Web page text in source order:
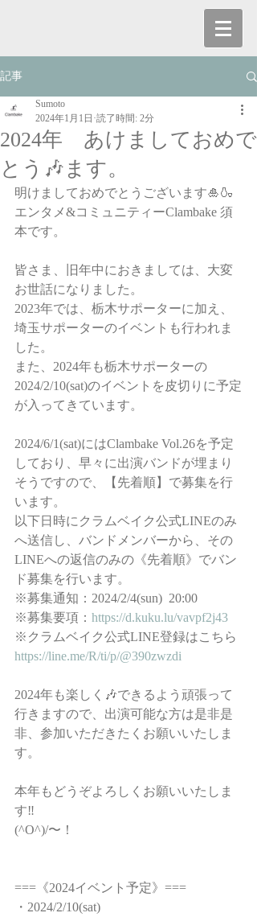
記事
2024年 あけましておめで
とう🎶ます。
Sumoto
2024年1月1日 読了時間: 2分
明けましておめでとうございます🎍🍶
エンタメ&コミュニティーClambake 須
本です。
皆さま、旧年中におきましては、大変
お世話になりました。
2023年では、栃木サポーターに加え、
埼玉サポーターのイベントも行われま
した。
また、2024年も栃木サポーターの
2024/2/10(sat)のイベントを皮切りに予定
が入ってきています。
2024/6/1(sat)にはClambake Vol.26を予定
しており、早々に出演バンドが埋まり
そうですので、【先着順】で募集を行
います。
以下日時にクラムベイク公式LINEのみ
へ送信し、バンドメンバーから、その
LINEへの返信のみの《先着順》でバン
ド募集を行います。
※募集通知：2024/2/4(sun)  20:00
※募集要項： https://d.kuku.lu/vavpf2j43
※クラムベイク公式LINE登録はこちら
https://line.me/R/ti/p/@390zwzdi
2024年も楽しく🎶できるよう頑張って
行きますので、出演可能な方は是非是
非、参加いただきたくお願いいたしま
す。
本年もどうぞよろしくお願いいたしま
す‼️
(^O^)/〜！
===《2024イベント予定》===
・2024/2/10(sat)